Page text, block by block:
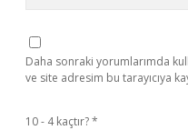
Daha sonraki yorumlarımda
ve site adresim bu tarayıcıya
10 - 4 kaçtır?*